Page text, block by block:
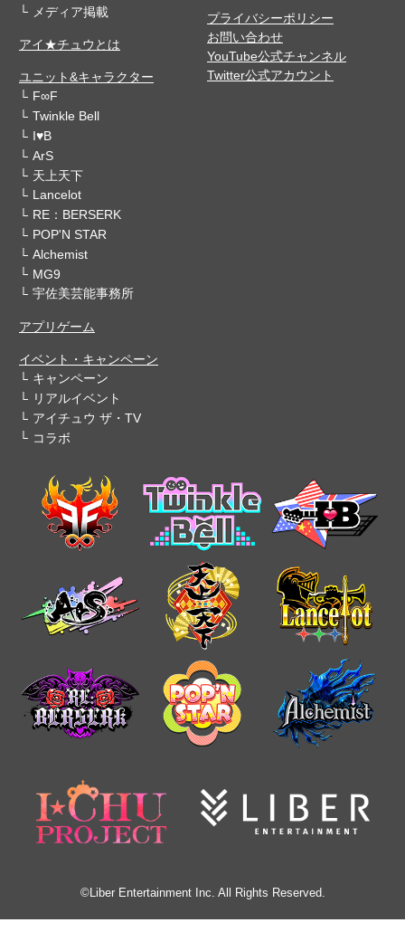
メディア掲載
アイ★チュウとは
ユニット&キャラクター
F∞F
Twinkle Bell
I♥B
ArS
天上天下
Lancelot
RE：BERSERK
POP'N STAR
Alchemist
MG9
宇佐美芸能事務所
アプリゲーム
イベント・キャンペーン
キャンペーン
リアルイベント
アイチュウ ザ・TV
コラボ
プライバシーポリシー
お問い合わせ
YouTube公式チャンネル
Twitter公式アカウント
©Liber Entertainment Inc. All Rights Reserved.